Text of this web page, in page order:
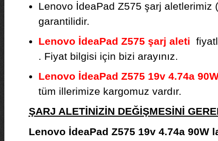
Lenovo İdeaPad Z575 şarj aletlerimiz
garantilidir.
Lenovo İdeaPad Z575 şarj aleti
. Fiyat bilgisi için bizi arayınız.
Lenovo İdeaPad Z575 19v 4.74a
tüm illerimize kargomuz vardır.
ŞARJ ALETİNİZİN DEĞİŞMESİNİ
Lenovo İdeaPad Z575 19v 4.74a 90W